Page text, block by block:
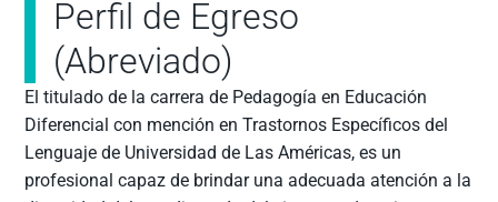
Perfil de Egreso
(Abreviado)
El titulado de la carrera de Pedagogía en Educación
Diferencial con mención en Trastornos Específicos del
Lenguaje de Universidad de Las Américas, es un
profesional capaz de brindar una adecuada atención a la